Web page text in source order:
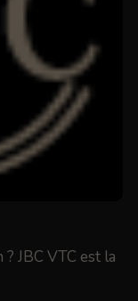
JBC VTC est la